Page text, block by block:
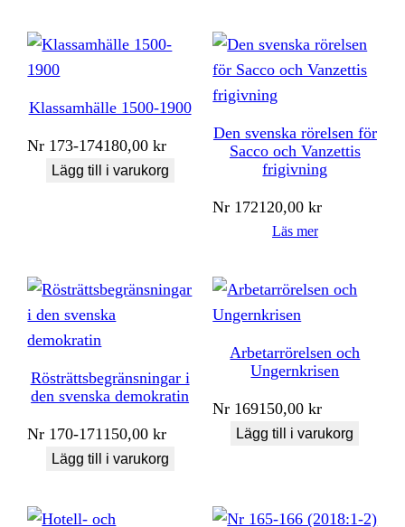
Klassamhälle 1500-1900
Nr 173-174180,00kr
Lägg till i varukorg
Den svenska rörelsen för
Sacco och Vanzettis
frigivning
Nr 172120,00kr
Läs mer
Rösträttsbegränsningar i
den svenska demokratin
Nr 170-171150,00kr
Lägg till i varukorg
Arbetarrörelsen och
Ungernkrisen
Nr 169150,00kr
Lägg till i varukorg